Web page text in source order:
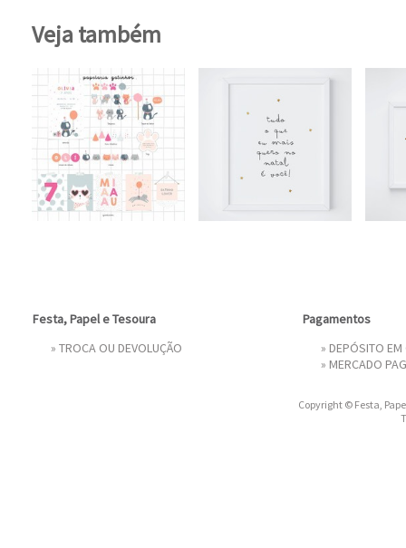
Veja também
Festa, Papel e Tesoura
» TROCA OU DEVOLUÇÃO
Pagamentos
» DEPÓSITO EM
» MERCADO
Copyright © Festa,